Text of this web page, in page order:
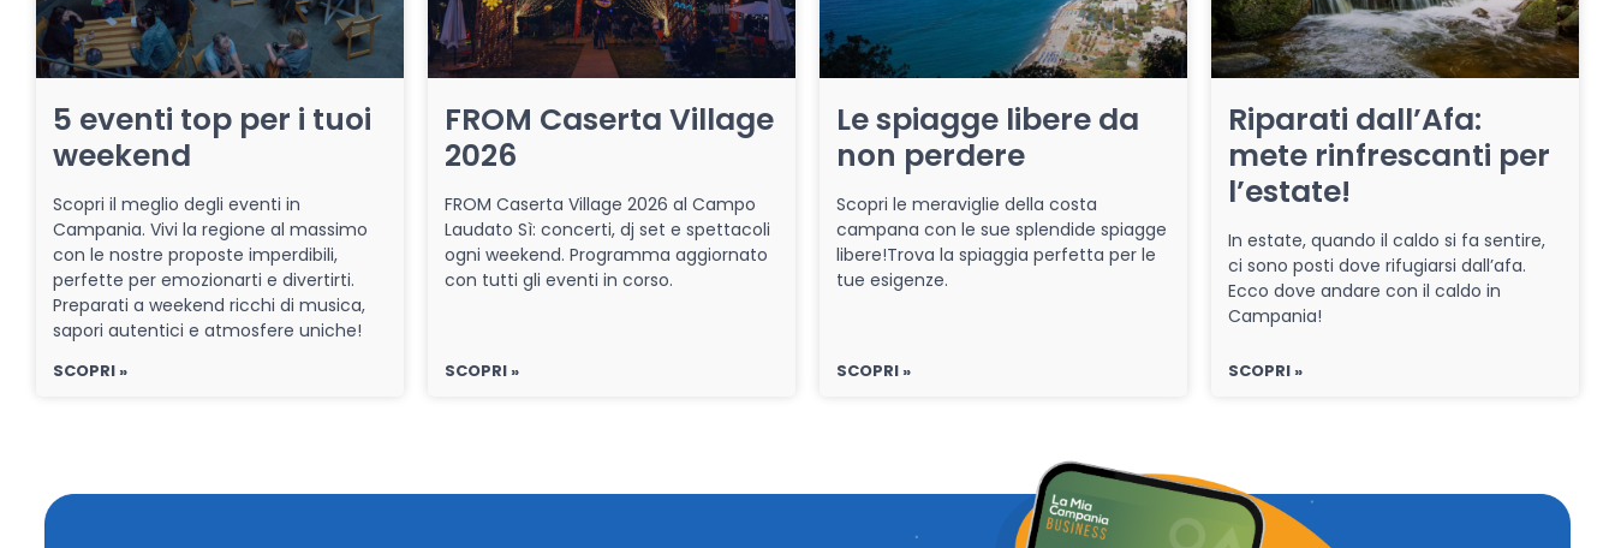
5 eventi top per i tuoi
weekend
Scopri il meglio degli eventi in
Campania. Vivi la regione al massimo
con le nostre proposte imperdibili,
perfette per emozionarti e divertirti.
Preparati a weekend ricchi di musica,
sapori autentici e atmosfere uniche!
SCOPRI »
FROM Caserta Village
2026
FROM Caserta Village 2026 al Campo
Laudato Sì: concerti, dj set e spettacoli
ogni weekend. Programma aggiornato
con tutti gli eventi in corso.
SCOPRI »
Le spiagge libere da
non perdere
Scopri le meraviglie della costa
campana con le sue splendide spiagge
libere!Trova la spiaggia perfetta per le
tue esigenze.
SCOPRI »
Riparati dall’Afa:
mete rinfrescanti per
l’estate!
In estate, quando il caldo si fa sentire,
ci sono posti dove rifugiarsi dall’afa.
Ecco dove andare con il caldo in
Campania!
SCOPRI »